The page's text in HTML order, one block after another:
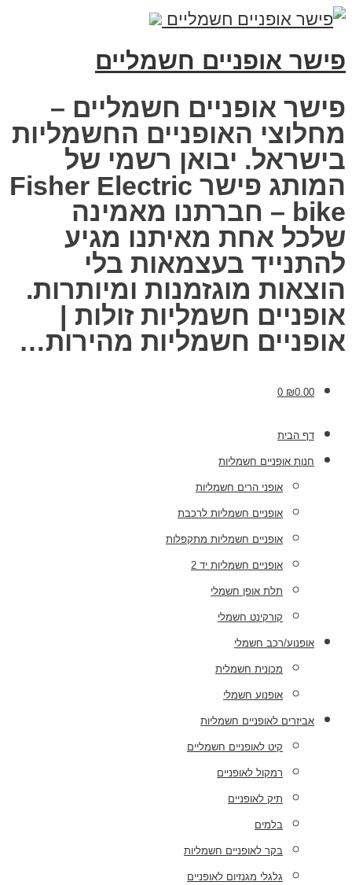
פישר אופניים חשמליים
פישר אופניים חשמליים –
מחלוצי האופניים החשמליות
בישראל. יבואן רשמי של
המותג פישר Fisher Electric
bike – חברתנו מאמינה
שלכל אחת מאיתנו מגיע
להתנייד בעצמאות בלי
הוצאות מוגזמנות ומיותרות.
אופניים חשמליות זולות |
אופניים חשמליות מהירות…
₪0.00
0
דף הבית
חנות אופניים חשמליות
אופני הרים חשמליות
אופניים חשמליות לרכבת
אופניים חשמליות מתקפלות
אופניים חשמליות יד 2
תלת אופן חשמלי
קורקינט חשמלי
אופנוע/רכב חשמלי
מכונית חשמלית
אופנוע חשמלי
אביזרים לאופניים חשמליות
קיט לאופניים חשמליים
רמקול לאופניים
תיק לאופניים
בלמים
בקר לאופניים חשמליות
גלגלי מגנזיום לאופניים